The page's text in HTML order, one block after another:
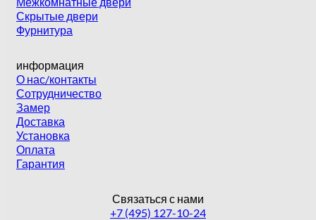
Скрытые двери
Фурнитура
информация
О нас/контакты
Сотрудничество
Замер
Доставка
Установка
Оплата
Гарантия
Связаться с нами
+7 (495) 127-10-24